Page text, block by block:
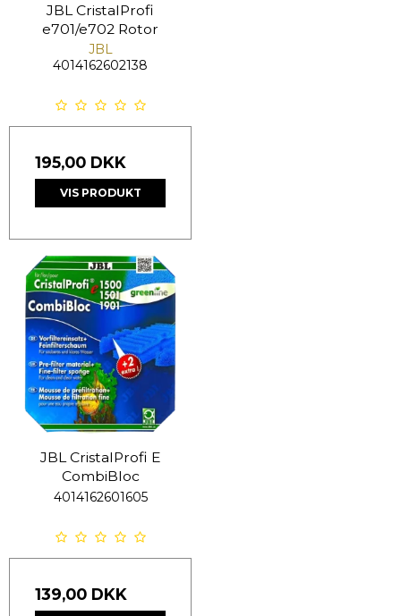
JBL CristalProfi
e701/e702 Rotor
JBL
4014162602138
195,00 DKK
VIS PRODUKT
JBL CristalProfi E
CombiBloc
4014162601605
139,00 DKK